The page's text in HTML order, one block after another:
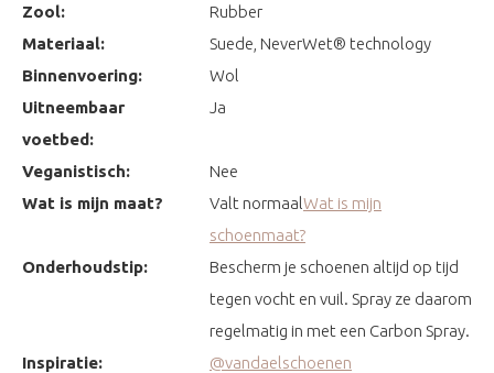
Zool:
Rubber
Materiaal:
Suede, NeverWet® technology
Binnenvoering:
Wol
Uitneembaar
voetbed:
Ja
Veganistisch:
Nee
Wat is mijn maat?
Valt normaalWat is mijn
schoenmaat?
Onderhoudstip:
Bescherm je schoenen altijd op tijd
tegen vocht en vuil. Spray ze daarom
regelmatig in met een Carbon Spray.
Inspiratie:
@vandaelschoenen